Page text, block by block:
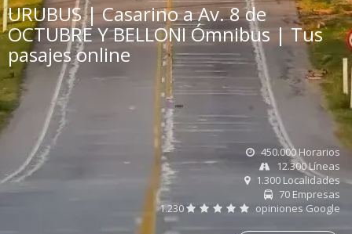
URUBUS | Casarino a Av. 8 de
OCTUBRE Y BELLONI Ómnibus | Tus
pasajes online
450.000 Horarios
12.300 Líneas
1.300 Localidades
70 Empresas
1.230
opiniones Google